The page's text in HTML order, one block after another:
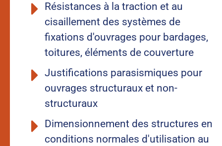
Résistances à la traction et au
cisaillement des systèmes de
fixations d'ouvrages pour bardages,
toitures, éléments de couverture
Justifications parasismiques pour
ouvrages structuraux et non-
structuraux
Dimensionnement des structures en
conditions normales d'utilisation au